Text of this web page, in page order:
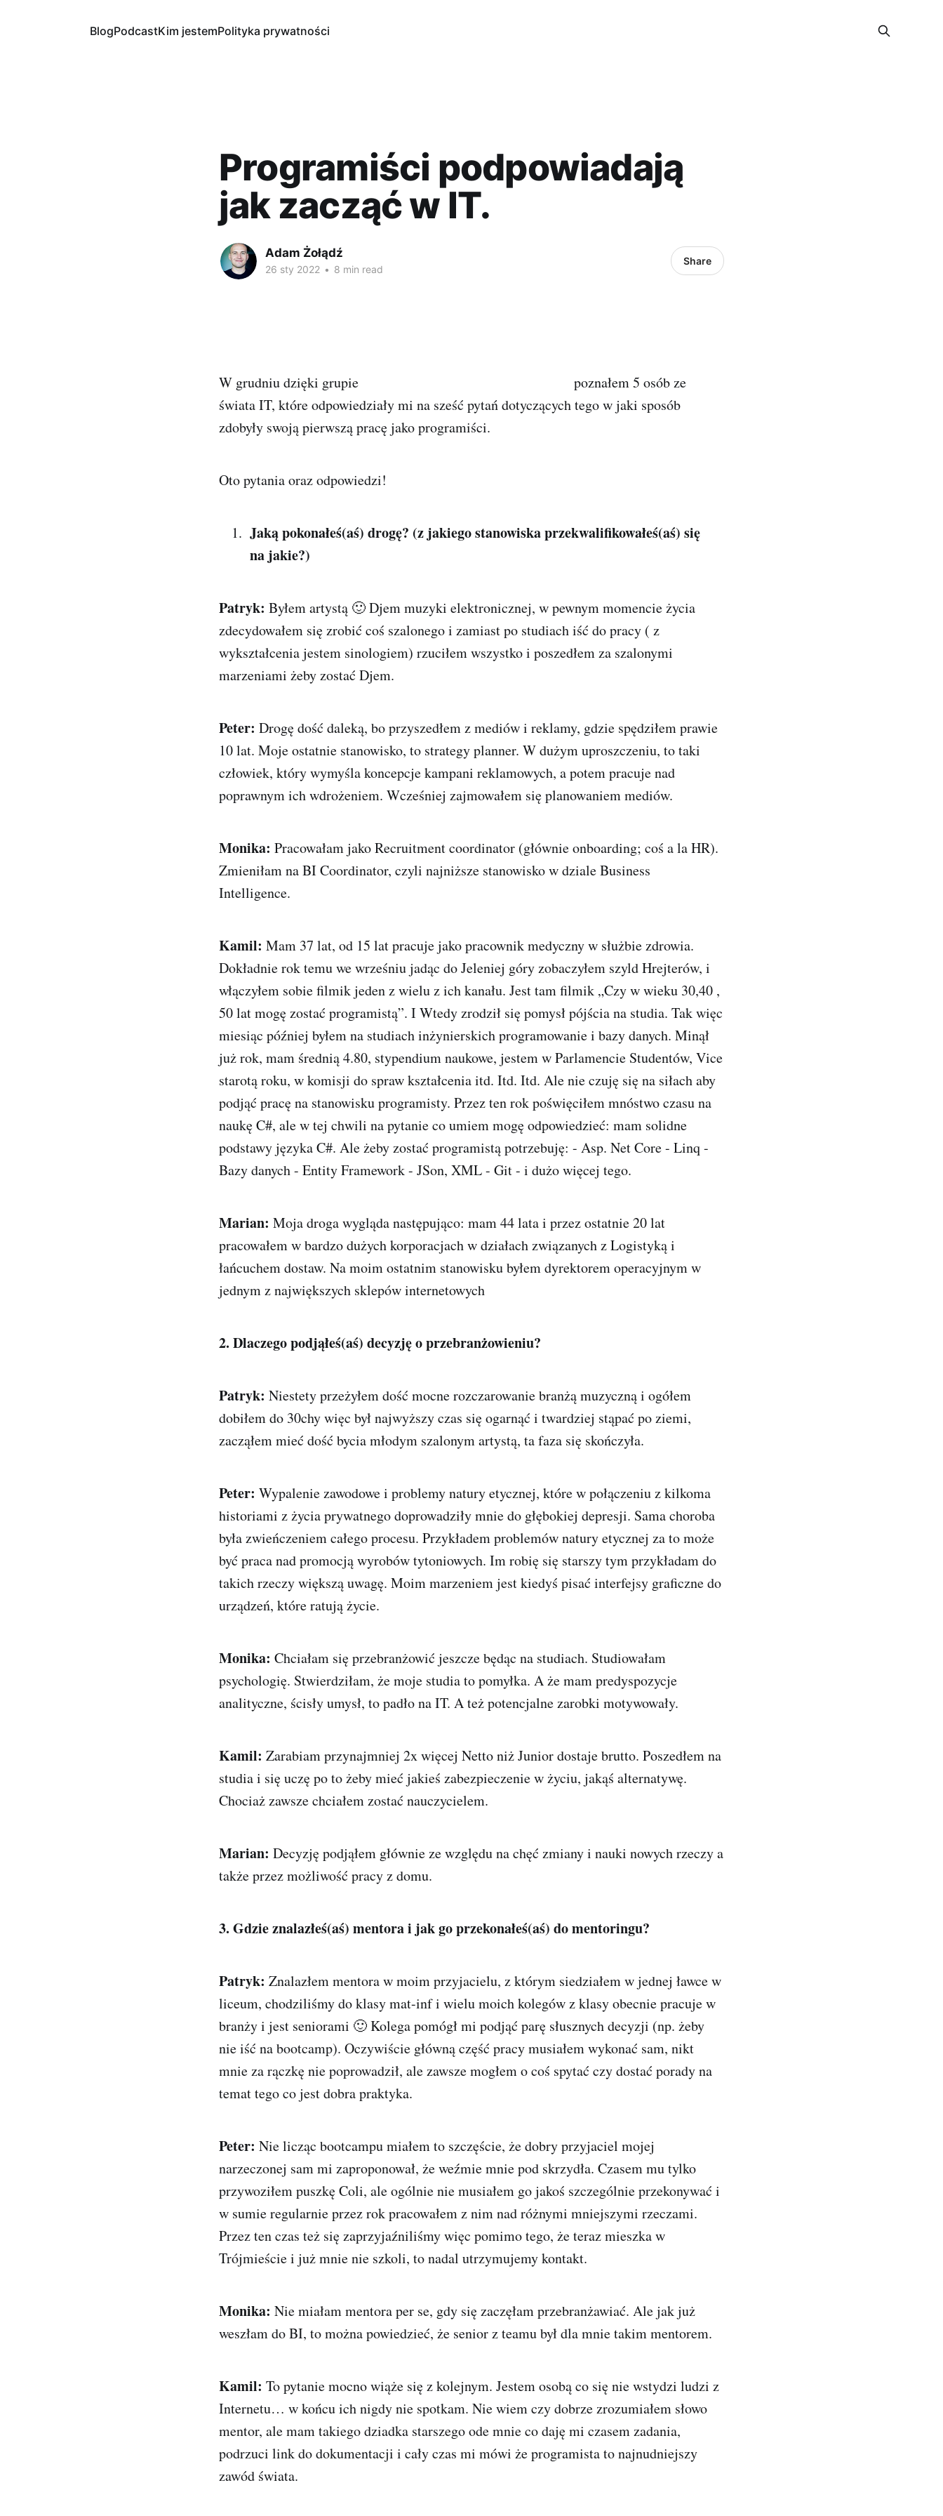
BlogPodcastKim jestemPolityka prywatności
Programiści podpowiadają
jak zacząć w IT.
Adam Żołądź
26 sty 2022 • 8 min read
Share
W grudniu dzięki grupie
poznałem 5 osób ze
świata IT, które odpowiedziały mi na sześć pytań dotyczących tego w jaki sposób
zdobyły swoją pierwszą pracę jako programiści.
Oto pytania oraz odpowiedzi!
Jaką pokonałeś(aś) drogę? (z jakiego stanowiska przekwalifikowałeś(aś) się
na jakie?)
Patryk: Byłem artystą 🙂 Djem muzyki elektronicznej, w pewnym momencie życia
zdecydowałem się zrobić coś szalonego i zamiast po studiach iść do pracy ( z
wykształcenia jestem sinologiem) rzuciłem wszystko i poszedłem za szalonymi
marzeniami żeby zostać Djem.
Peter: Drogę dość daleką, bo przyszedłem z mediów i reklamy, gdzie spędziłem prawie
10 lat. Moje ostatnie stanowisko, to strategy planner. W dużym uproszczeniu, to taki
człowiek, który wymyśla koncepcje kampani reklamowych, a potem pracuje nad
poprawnym ich wdrożeniem. Wcześniej zajmowałem się planowaniem mediów.
Monika: Pracowałam jako Recruitment coordinator (głównie onboarding; coś a la HR).
Zmieniłam na BI Coordinator, czyli najniższe stanowisko w dziale Business
Intelligence.
Kamil: Mam 37 lat, od 15 lat pracuje jako pracownik medyczny w służbie zdrowia.
Dokładnie rok temu we wrześniu jadąc do Jeleniej góry zobaczyłem szyld Hrejterów, i
włączyłem sobie filmik jeden z wielu z ich kanału. Jest tam filmik „Czy w wieku 30,40 ,
50 lat mogę zostać programistą”. I Wtedy zrodził się pomysł pójścia na studia. Tak więc
miesiąc później byłem na studiach inżynierskich programowanie i bazy danych. Minął
już rok, mam średnią 4.80, stypendium naukowe, jestem w Parlamencie Studentów, Vice
starotą roku, w komisji do spraw kształcenia itd. Itd. Itd. Ale nie czuję się na siłach aby
podjąć pracę na stanowisku programisty. Przez ten rok poświęciłem mnóstwo czasu na
naukę C#, ale w tej chwili na pytanie co umiem mogę odpowiedzieć: mam solidne
podstawy języka C#. Ale żeby zostać programistą potrzebuję: - Asp. Net Core - Linq -
Bazy danych - Entity Framework - JSon, XML - Git - i dużo więcej tego.
Marian: Moja droga wygląda następująco: mam 44 lata i przez ostatnie 20 lat
pracowałem w bardzo dużych korporacjach w działach związanych z Logistyką i
łańcuchem dostaw. Na moim ostatnim stanowisku byłem dyrektorem operacyjnym w
jednym z największych sklepów internetowych
2. Dlaczego podjąłeś(aś) decyzję o przebranżowieniu?
Patryk: Niestety przeżyłem dość mocne rozczarowanie branżą muzyczną i ogółem
dobiłem do 30chy więc był najwyższy czas się ogarnąć i twardziej stąpać po ziemi,
zacząłem mieć dość bycia młodym szalonym artystą, ta faza się skończyła.
Peter: Wypalenie zawodowe i problemy natury etycznej, które w połączeniu z kilkoma
historiami z życia prywatnego doprowadziły mnie do głębokiej depresji. Sama choroba
była zwieńczeniem całego procesu. Przykładem problemów natury etycznej za to może
być praca nad promocją wyrobów tytoniowych. Im robię się starszy tym przykładam do
takich rzeczy większą uwagę. Moim marzeniem jest kiedyś pisać interfejsy graficzne do
urządzeń, które ratują życie.
Monika: Chciałam się przebranżowić jeszcze będąc na studiach. Studiowałam
psychologię. Stwierdziłam, że moje studia to pomyłka. A że mam predyspozycje
analityczne, ścisły umysł, to padło na IT. A też potencjalne zarobki motywowały.
Kamil: Zarabiam przynajmniej 2x więcej Netto niż Junior dostaje brutto. Poszedłem na
studia i się uczę po to żeby mieć jakieś zabezpieczenie w życiu, jakąś alternatywę.
Chociaż zawsze chciałem zostać nauczycielem.
Marian: Decyzję podjąłem głównie ze względu na chęć zmiany i nauki nowych rzeczy a
także przez możliwość pracy z domu.
3. Gdzie znalazłeś(aś) mentora i jak go przekonałeś(aś) do mentoringu?
Patryk: Znalazłem mentora w moim przyjacielu, z którym siedziałem w jednej ławce w
liceum, chodziliśmy do klasy mat-inf i wielu moich kolegów z klasy obecnie pracuje w
branży i jest seniorami 🙂 Kolega pomógł mi podjąć parę słusznych decyzji (np. żeby
nie iść na bootcamp). Oczywiście główną część pracy musiałem wykonać sam, nikt
mnie za rączkę nie poprowadził, ale zawsze mogłem o coś spytać czy dostać porady na
temat tego co jest dobra praktyka.
Peter: Nie licząc bootcampu miałem to szczęście, że dobry przyjaciel mojej
narzeczonej sam mi zaproponował, że weźmie mnie pod skrzydła. Czasem mu tylko
przywoziłem puszkę Coli, ale ogólnie nie musiałem go jakoś szczególnie przekonywać i
w sumie regularnie przez rok pracowałem z nim nad różnymi mniejszymi rzeczami.
Przez ten czas też się zaprzyjaźniliśmy więc pomimo tego, że teraz mieszka w
Trójmieście i już mnie nie szkoli, to nadal utrzymujemy kontakt.
Monika: Nie miałam mentora per se, gdy się zaczęłam przebranżawiać. Ale jak już
weszłam do BI, to można powiedzieć, że senior z teamu był dla mnie takim mentorem.
Kamil: To pytanie mocno wiąże się z kolejnym. Jestem osobą co się nie wstydzi ludzi z
Internetu… w końcu ich nigdy nie spotkam. Nie wiem czy dobrze zrozumiałem słowo
mentor, ale mam takiego dziadka starszego ode mnie co daję mi czasem zadania,
podrzuci link do dokumentacji i cały czas mi mówi że programista to najnudniejszy
zawód świata.